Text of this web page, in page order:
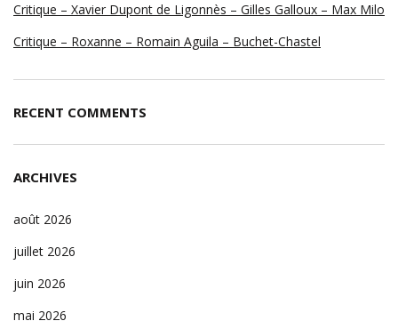
Critique – Xavier Dupont de Ligonnès – Gilles Galloux – Max Milo
Critique – Roxanne – Romain Aguila – Buchet-Chastel
RECENT COMMENTS
ARCHIVES
août 2026
juillet 2026
juin 2026
mai 2026